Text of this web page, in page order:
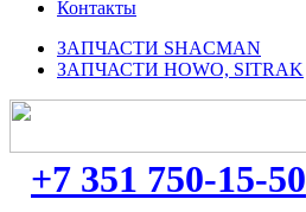
Контакты
ЗАПЧАСТИ SHACMAN
ЗАПЧАСТИ HOWO, SITRAK
+7 351 750-15-50